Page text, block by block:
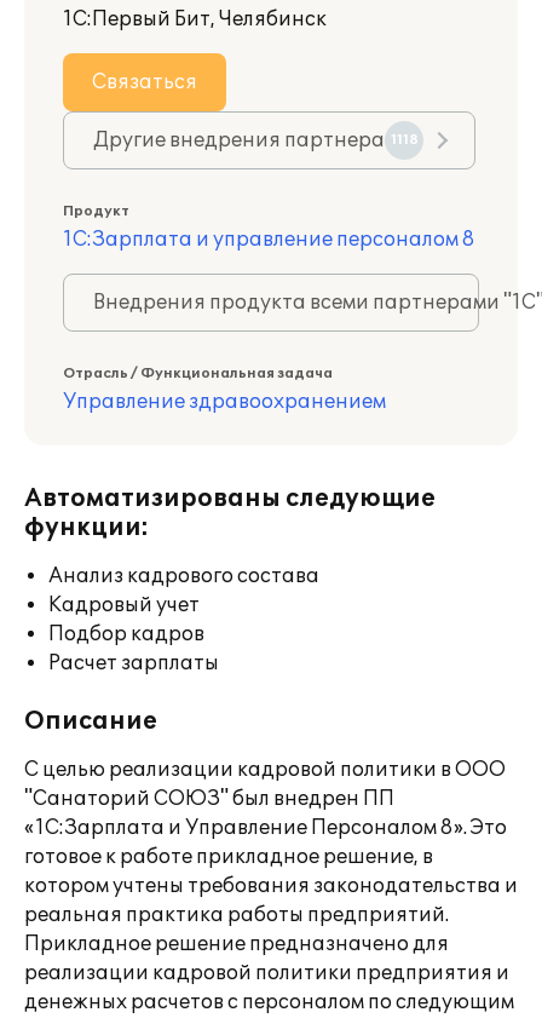
1С:Первый Бит, Челябинск
Связаться
Другие внедрения партнера 1118
Продукт
1С:Зарплата и управление персоналом 8
Внедрения продукта всеми партнерами
Отрасль / Функциональная задача
Управление здравоохранением
Автоматизированы следующие
функции:
Анализ кадрового состава
Кадровый учет
Подбор кадров
Расчет зарплаты
Описание
С целью реализации кадровой политики в ООО
"Санаторий СОЮЗ" был внедрен ПП
«1С:Зарплата и Управление Персоналом 8». Это
готовое к работе прикладное решение, в
котором учтены требования законодательства и
реальная практика работы предприятий.
Прикладное решение предназначено для
реализации кадровой политики предприятия и
денежных расчетов с персоналом по следующим